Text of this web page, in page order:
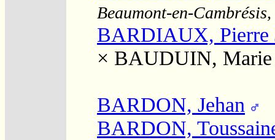
Beaumont-en-
BARDIAUX, Pierre
× BAUDUIN, Marie
BARDON, Jehan
BARDON,